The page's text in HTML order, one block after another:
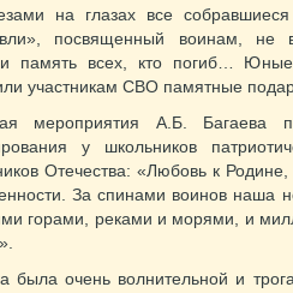
на глазах все
посвященный воинам, не
память всех, кто погиб… Юные
участникам СВО памятные
мероприятия А.Б. Багаева
у школьников
Отечества: «Любовь к
За спинами воинов наша
горами, реками и морями, и
была очень волнительной и